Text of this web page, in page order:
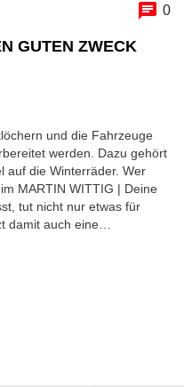
0
GUTEN ZWECK
und die Fahrzeuge
werden. Dazu gehört
auf die Winterräder. Wer
MARTIN WITTIG | Deine
tut nicht nur etwas für
damit auch eine…